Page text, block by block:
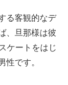
る客観的なデ
、旦那様は彼
ケートをはじ
性です。